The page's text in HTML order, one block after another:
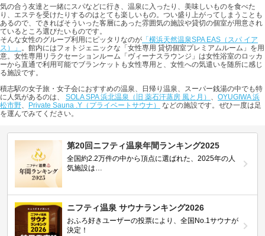
気の合う友達と一緒にスパなどに行き、温泉に入ったり、美味しいものを食べた
り、エステを受けたりするのはとても楽しいもの。つい盛り上がってしまうことも
あるので、できればそういった客層にあった雰囲気の施設や貸切の個室が用意され
ているところ選びたいものです。
そんな女性のグループ利用にピッタリなのが 「横浜天然温泉SPA EAS（スパ イア
ス）」 。館内にはフォトジェニックな「女性専用 貸切個室プレミアムルーム」を用
意。女性専用リラクセーションルーム「ヴィーナスラウンジ」は女性浴室のロッカ
ーから直通で利用可能でブランケットも女性専用と、女性への気遣いを随所に感じ
る施設です。
積志駅の女子旅・女子会におすすめの温泉、日帰り温泉、スーパー銭湯の中でも特
に人気があるのは、 SOLA SPA 浜北温泉（旧 薬石汗蒸房 風と月） 、 OYUGIWA 浜
松市野、 Private Sauna .Y（プライベートサウナ）
などの施設です。ぜひ一度は足
を運んでみてください。
第20回ニフティ温泉年間ランキング2025
全国約2.2万件の中から頂点に選ばれた、2025年の人
気施設は…
ニフティ温泉 サウナランキング2026
おふろ好きユーザーの投票により、全国No.1サウナが
決定！